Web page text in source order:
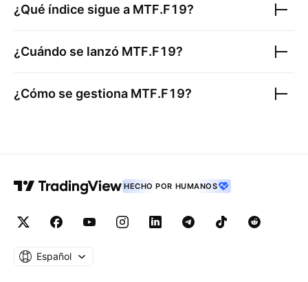
¿Qué índice sigue a MTF.F19?
¿Cuándo se lanzó MTF.F19?
¿Cómo se gestiona MTF.F19?
HECHO POR HUMANOS
Español